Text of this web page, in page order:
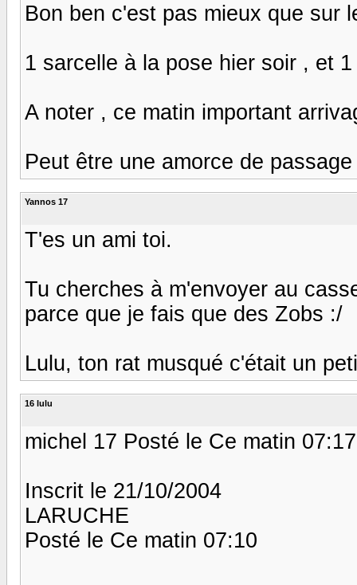
Bon ben c'est pas mieux que sur
1 sarcelle à la pose hier soir , et
A noter , ce matin important
Peut être une amorce de
Yannos 17
T'es un ami toi.
Tu cherches à m'envoyer au
parce que je fais que des Zobs :/
Lulu, ton rat musqué c'était un
16 lulu
michel 17 Posté le Ce matin 07:17
Inscrit le 21/10/2004
LARUCHE
Posté le Ce matin 07:10